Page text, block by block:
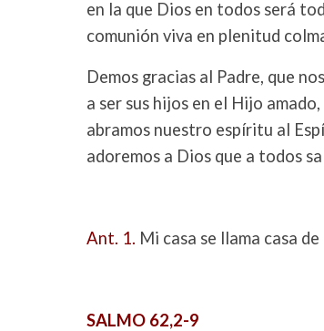
en la que Dios en todos será
comunión viva en plenitud
Demos gracias al Padre, que
a ser sus hijos en el Hijo amado,
abramos nuestro espíritu al
adoremos a Dios que a todos
Ant. 1. Mi casa se llama casa
SALMO 62,2-9